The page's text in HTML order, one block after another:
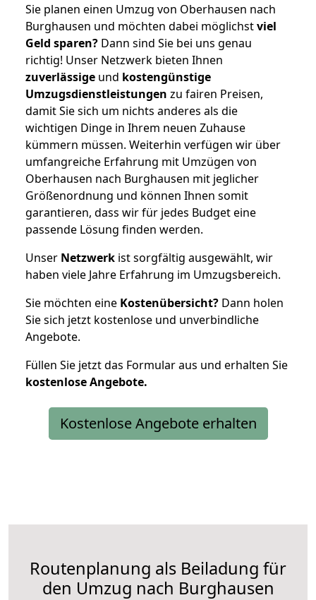
Sie planen einen Umzug von Oberhausen nach
Burghausen und möchten dabei möglichstviel
Geld sparen? Dann sind Sie bei uns genau
richtig! Unser Netzwerk bieten Ihnen
zuverlässige und kostengünstige
Umzugsdienstleistungen zu fairen Preisen,
damit Sie sich um nichts anderes als die
wichtigen Dinge in Ihrem neuen Zuhause
kümmern müssen. Weiterhin verfügen wir über
umfangreiche Erfahrung mit Umzügen von
Oberhausen nach Burghausen mit jeglicher
Größenordnung und können Ihnen somit
garantieren, dass wir für jedes Budget eine
passende Lösung finden werden.
Unser Netzwerk ist sorgfältig ausgewählt, wir
haben viele Jahre Erfahrung im Umzugsbereich.
Sie möchten eine Kostenübersicht? Dann holen
Sie sich jetzt kostenlose und unverbindliche
Angebote.
Füllen Sie jetzt das Formular aus und erhalten Sie
kostenloseAngebote.
Kostenlose Angebote erhalten
Routenplanung als Beiladung für
den Umzug nach Burghausen